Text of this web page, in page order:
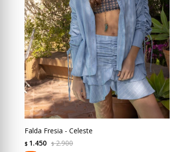
Falda Fresia - Celeste
$ 1.450 $ 2.900